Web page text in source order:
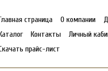
страница О компании
Контакты Личный
прайс-лист